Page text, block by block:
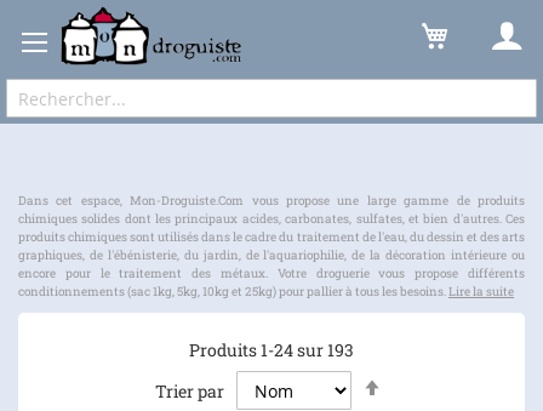
Expédition sous 48 à 72h et frais de port à partir de 6,90 € !
Produit Chimique
Dans cet espace, Mon-Droguiste.Com vous propose une large gamme de produits
chimiques solides dont les principaux acides, carbonates, sulfates, et bien d'autres. Ces
produits chimiques sont utilisés dans le cadre du traitement de l'eau, du dessin et des arts
graphiques, de l'ébénisterie, du jardin, de l'aquariophilie, de la décoration intérieure ou
encore pour le traitement des métaux. Votre droguerie vous propose différents
conditionnements (sac 1kg, 5kg, 10kg et 25kg) pour pallier à tous les besoins.Lire la suite
Produits1-24sur193
Trier par